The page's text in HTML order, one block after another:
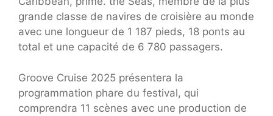
grande classe de navires de croisière au monde
avec une longueur de 1 187 pieds, 18 ponts au
total et une capacité de 6 780 passagers.
Groove Cruise 2025 présentera la
programmation phare du festival, qui
comprendra 11 scènes avec une production de